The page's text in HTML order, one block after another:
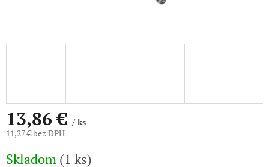
13,86 €/ ks
11,27 € bez DPH
cena:
Skladom (1 ks)